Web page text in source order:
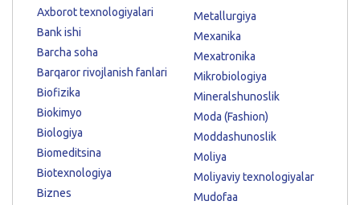
Axborot texnologiyalari
Bank ishi
Barcha soha
Barqaror rivojlanish fanlari
Biofizika
Biokimyo
Biologiya
Biomeditsina
Biotexnologiya
Biznes
Metallurgiya
Mexanika
Mexatronika
Mikrobiologiya
Mineralshunoslik
Moda (Fashion)
Moddashunoslik
Moliya
Moliyaviy texnologiyalar
Mudofaa